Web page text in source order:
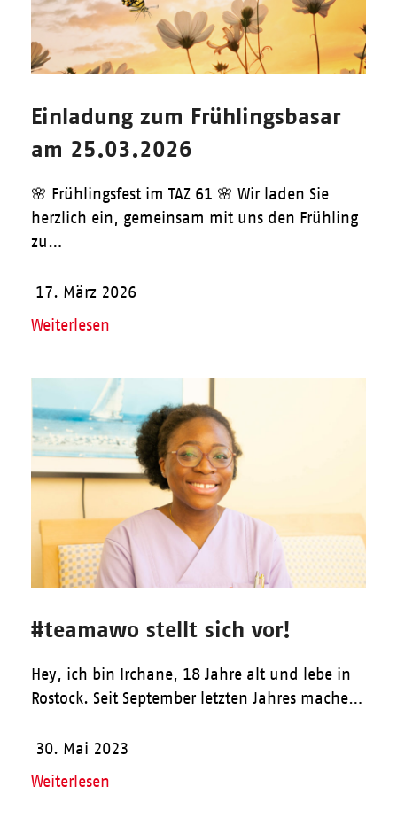
Einladung zum Frühlingsbasar
am 25.03.2026
🌸 Frühlingsfest im TAZ 61 🌸 Wir laden Sie
herzlich ein, gemeinsam mit uns den Frühling
zu…
17. März 2026
Weiterlesen
#teamawo stellt sich vor!
Hey, ich bin Irchane, 18 Jahre alt und lebe in
Rostock. Seit September letzten Jahres mache…
30. Mai 2023
Weiterlesen